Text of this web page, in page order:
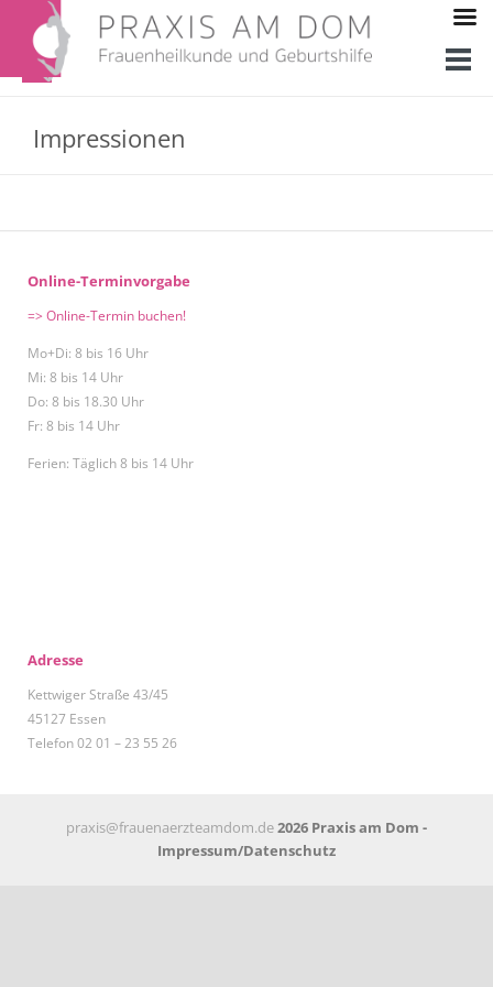
Impressionen
Online-Terminvorgabe
=> Online-Termin buchen!
Mo+Di: 8 bis 16 Uhr
Mi: 8 bis 14 Uhr
Do: 8 bis 18.30 Uhr
Fr: 8 bis 14 Uhr
Ferien: Täglich 8 bis 14 Uhr
Adresse
Kettwiger Straße 43/45
45127 Essen
Telefon 02 01 – 23 55 26
praxis@frauenaerzteamdom.de2026 Praxis am Dom -
Impressum/Datenschutz